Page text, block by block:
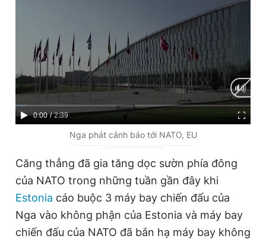
Hotline
0906 645 777
Liên hệ quảng cáo
0908 780 404
Đặt báo Quảng cáo RSS Tòa soạn Chính sách bảo
Tổng biên tập: Nguyễn Ngọc Toàn
Phó tổng biên tập thường trực: Hải Thành
Phó tổng biên tập: Trần Việt Hưng
Tổng thư ký tòa soạn: Đức Trung
© 2003-2026 Bản quyền thuộc về Báo Thanh Niên. Cấm sao
chép dưới mọi hình thức nếu không có sự chấp thuận bằng văn
bản. Phát triển bởi ePi Technologies, JSC.
C
r
e
n
0:00 / D
a
t
o
2:39
Nga phát cảnh báo tới NATO, EU
Căng thẳng đã gia tăng dọc sườn phía đông
của NATO trong những tuần gần đây khi
Estonia cáo buộc 3 máy bay chiến đấu của
Nga vào không phận của Estonia và máy bay
chiến đấu của NATO đã bắn hạ máy bay không